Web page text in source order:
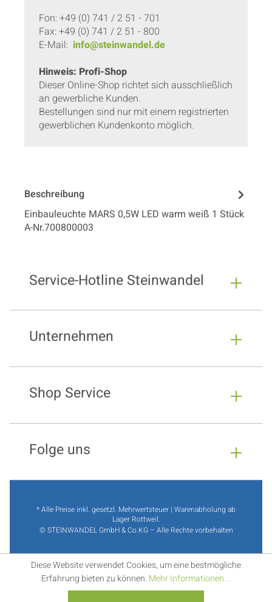
Fon: +49 (0) 741 / 2 51 - 701
Fax: +49 (0) 741 / 2 51 - 800
E-Mail: info@steinwandel.de
Hinweis: Profi-Shop
Dieser Online-Shop richtet sich ausschließlich
an gewerbliche Kunden.
Bestellungen sind nur mit einem registrierten
gewerblichen Kundenkonto möglich.
Beschreibung
Einbauleuchte MARS 0,5W LED warm weiß 1 Stück
A-Nr.700800003
Service-Hotline Steinwandel
Unternehmen
Shop Service
Folge uns
* Alle Preise inkl. gesetzl. Mehrwertsteuer | Warenabholung ab
Lager Rottweil.
© STEINWANDEL GmbH & Co.KG – Alle Rechte vorbehalten
Diese Website verwendet Cookies, um eine bestmögliche
Erfahrung bieten zu können. Mehr Informationen ...